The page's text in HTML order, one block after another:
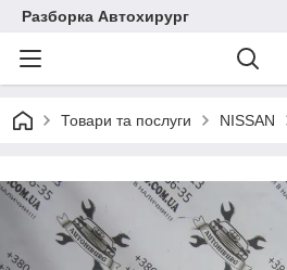
Разборка Автохирург
Товари та послуги NISSAN